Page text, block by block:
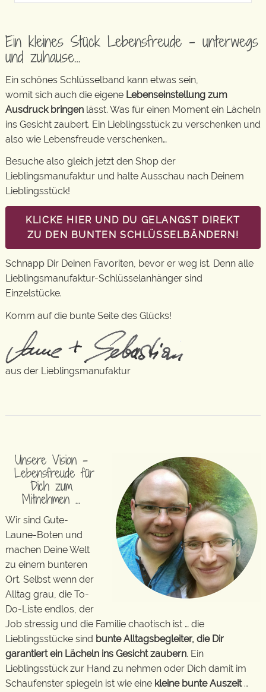
Ein kleines Stück Lebensfreude – unterwegs
und zuhause…
Ein schönes Schlüsselband kann etwas sein,
womit sich auch die eigene Lebenseinstellung zum
Ausdruck bringen lässt. Was für einen Moment ein Lächeln
ins Gesicht zaubert. Ein Lieblingsstück zu verschenken und
also wie Lebensfreude verschenken…
Besuche also gleich jetzt den Shop der
Lieblingsmanufaktur und halte Ausschau nach Deinem
Lieblingsstück!
KLICKE HIER UND DU GELANGST DIREKT
ZU DEN BUNTEN SCHLÜSSELBÄNDERN!
Schnapp Dir Deinen Favoriten, bevor er weg ist. Denn alle
Lieblingsmanufaktur-Schlüsselanhänger sind
Einzelstücke.
Komm auf die bunte Seite des Glücks!
aus der Lieblingsmanufaktur
Unsere Vision –
Lebensfreude für
Dich zum
Mitnehmen …
Wir sind Gute-
Laune-Boten und
machen Deine Welt
zu einem bunteren
Ort. Selbst wenn der
Alltag grau, die To-
Do-Liste endlos, der
Job stressig und die Familie chaotisch ist … die
Lieblingsstücke sind bunte Alltagsbegleiter, die Dir
garantiert ein Lächeln ins Gesicht zaubern. Ein
Lieblingsstück zur Hand zu nehmen oder Dich damit im
Schaufenster spiegeln ist wie eine kleine bunte Auszeit…